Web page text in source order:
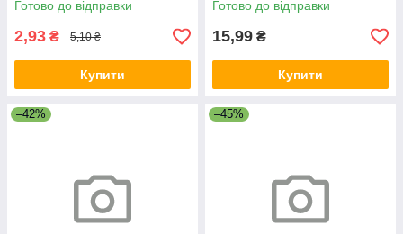
Готово до відправки
2,93 ₴ 5,10 ₴
Купити
Готово до відправки
15,99 ₴
Купити
–42% –45%